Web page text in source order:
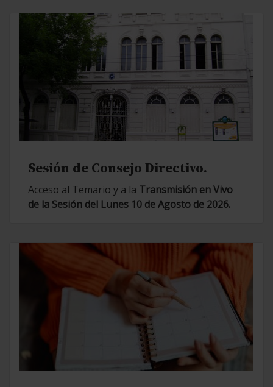
Sesión de Consejo Directivo.
Acceso al Temario y a la Transmisión en Vivo
de la Sesión del Lunes 10 de Agosto de 2026.